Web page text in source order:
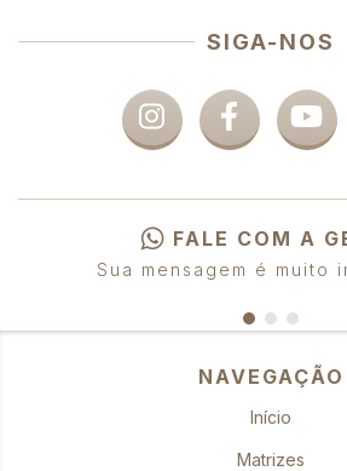
SIGA-NOS
FALE COM A
Sua mensagem é muito
NAVEGAÇÃO
Início
Matrizes